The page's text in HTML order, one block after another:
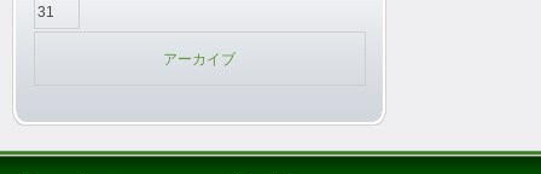
31
アーカイブ